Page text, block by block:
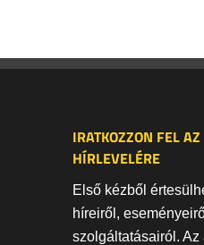
IRATKOZZON FEL
HÍRLEVELÉRE
Első kézből
híreiről,
szolgáltatásairól. Az